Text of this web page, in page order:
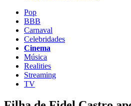
Pop
BBB
Carnaval
Celebridades
Cinema
Música
Realities
Streaming
TV